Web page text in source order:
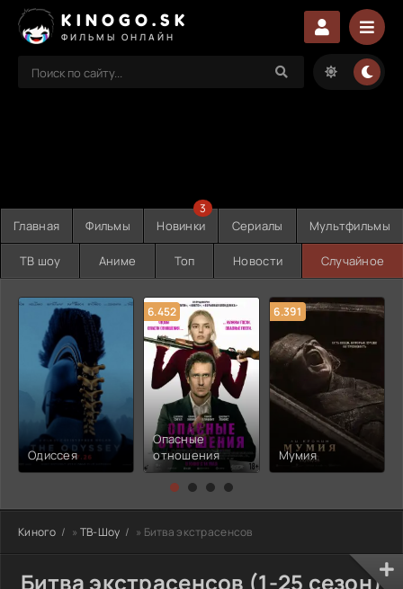
KINOGO.SK
ФИЛЬМЫ ОНЛАЙН
Главная Фильмы Новинки
3
Сериалы Мультфильмы
ТВ шоу Аниме Топ Новости Случайное
Одиссея
6.452
Опасные
отношения
6.391
Мумия
Киного » ТВ-Шоу » Битва экстрасенсов
Битва экстрасенсов (1-25 сезон)